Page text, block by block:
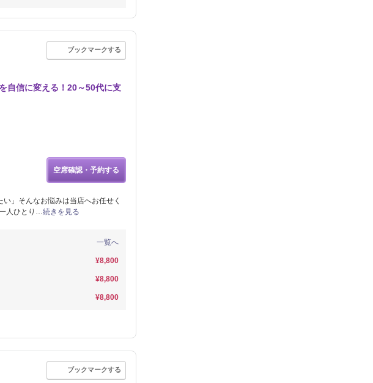
ブックマークする
自信に変える！20～50代に支
空席確認・予約する
」そんなお悩みは当店へお任せく
人ひとり…続きを見る
一覧へ
¥8,800
¥8,800
¥8,800
ブックマークする